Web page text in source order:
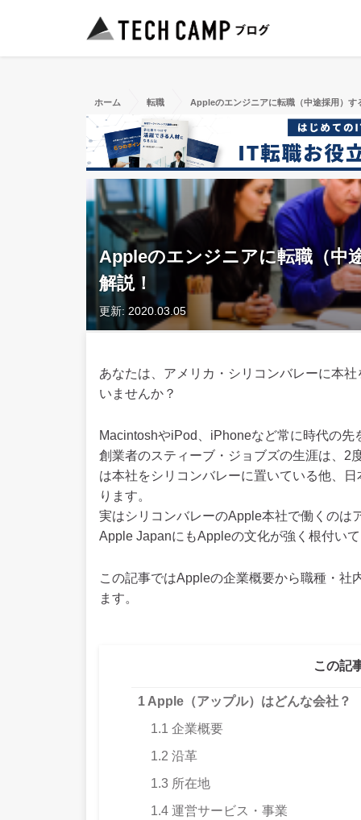
ホーム 転職 Appleのエンジニアに転職（中途採用）す
Appleのエンジニアに転職（中
解説！
更新: 2020.03.05
あなたは、アメリカ・シリコンバレーに本
いませんか？
MacintoshやiPod、iPhoneなど常に時代の
創業者のスティーブ・ジョブズの生涯は、2
は本社をシリコンバレーに置いている他、
ります。
実はシリコンバレーのApple本社で働くのは
Apple JapanにもAppleの文化が強く根付い
この記事ではAppleの企業概要から職種・
ます。
この記
1 Apple（アップル）はどんな会社？
1.1 企業概要
1.2 沿革
1.3 所在地
1.4 運営サービス・事業